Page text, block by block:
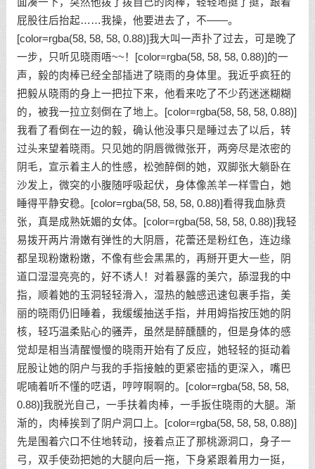
屁股往后抬起……我操，他要进去了，不——。
[color=rgba(58, 58, 58, 0.88)]我大叫一声扑了过去，可是晚了
一步，只听见晓雨唔~~！[color=rgba(58, 58, 58, 0.88)]的一
声，毅的肉棒已经全部插进了晓雨的身体里。我近乎疯狂的
把毅从晓雨的身上一把拉下来，他看来吃了不少药迷迷糊糊
的，被我一拉立刻倒在了地上。[color=rgba(58, 58, 58, 0.88)]
我看了看倒在一边的毅，确认他没事只是睡过去了以后，转
过头来望着晓雨。只见她的阴唇微微张开，两旁尽是浓密的
阴毛，宣示着主人的性感，松弛醉倒的她，双脚张大躺卧在
沙发上，微突的小腹随呼吸起伏，身体像羔羊一样雪白，她
睡得平静安稳。[color=rgba(58, 58, 58, 0.88)]看得我血脉贲
张，真是成熟妩媚的女体。[color=rgba(58, 58, 58, 0.88)]我轻
易拨开两片滑嫩有弹性的大阴唇，花蕾还是粉红色，连边缘
都呈现粉嫩粉嫩，不像有些会黑黑的，再掰开更大一些，阴
道口湿湿亮亮的，好不诱人！对着暴露的美穴，舔湿我的中
指，顺着她的玉洞轻轻滑入，湿热的触感迅速包裹手指，美
丽的晓雨仍旧睡着，我缓缓抽送手指，并用姆指按压她的阴
核，轻巧温柔贴心的骚弄，虽然是醉醺醺的，但是身体的感
觉却是相当清醒慢慢的晓雨开始有了反应，她轻轻的挺动着
屁股让她的阴户与我的手指接触的更紧密插的更深入，嘴巴
呢喃着听不懂的呓语，哼哼啊啊的。[color=rgba(58, 58, 58,
0.88)]我脱光自己，一手扶着肉棒，一手扳住晓雨的大腿。渐
渐的，肉棒挨到了阴户洞口上。[color=rgba(58, 58, 58, 0.88)]
先是围着穴口不住地转动，接着点正了那桃源洞口，身子一
弓，双手使劲把她的大腿向后一拖，下身紧跟着用力一挺，